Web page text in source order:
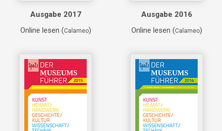
Ausgabe 2017
Online lesen (Calameo)
Ausgabe 2016
Online lesen (Calameo)